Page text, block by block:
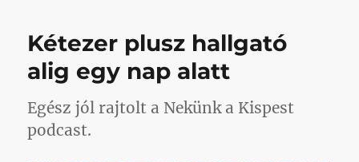
Kétezer plusz hallgató
alig egy nap alatt
Egész jól rajtolt a Nekünk a Kispest
podcast.